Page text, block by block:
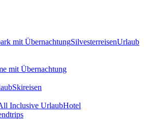
mit ÜbernachtungSilvesterreisenUrlaub
mit Übernachtung
Skireisen
Inclusive UrlaubHotel